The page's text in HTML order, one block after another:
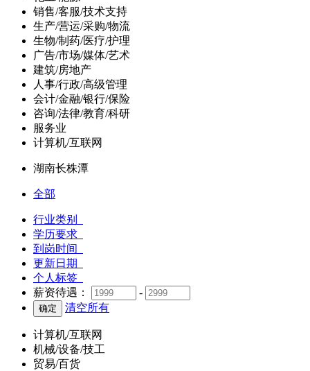
销售/客服/技术支持
生产/营运/采购/物流
生物/制药/医疗/护理
广告/市场/媒体/艺术
建筑/房地产
人事/行政/高级管理
会计/金融/银行/保险
咨询/法律/教育/科研
服务业
计算机/互联网
湖南长株潭
全部
行业类别
学历要求
到岗时间
更新日期
个人标签
薪资待遇：
-
清空所有
计算机/互联网
机械/设备/技工
贸易/百货